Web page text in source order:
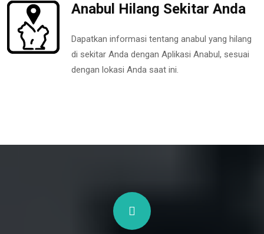
Anabul Hilang Sekitar Anda
Dapatkan informasi tentang anabul yang hilang
di sekitar Anda dengan Aplikasi Anabul, sesuai
dengan lokasi Anda saat ini.